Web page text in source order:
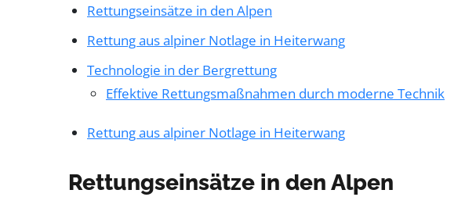
Rettungseinsätze in den Alpen
Rettung aus alpiner Notlage in Heiterwang
Technologie in der Bergrettung
Effektive Rettungsmaßnahmen durch moderne Technik
Rettung aus alpiner Notlage in Heiterwang
Rettungseinsätze in den Alpen